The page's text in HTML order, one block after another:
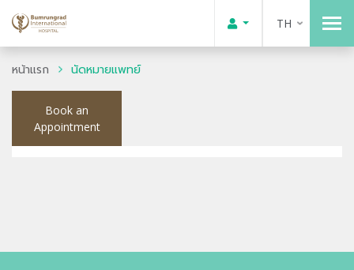
TH
หน้าแรก นัดหมายแพทย์
Book an
Appointment